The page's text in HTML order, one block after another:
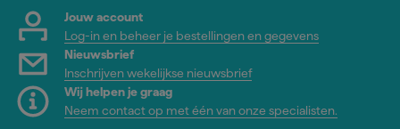
Jouw account
Log-in en beheer je bestellingen en gegevens
Nieuwsbrief
Inschrijven wekelijkse nieuwsbrief
Wij helpen je graag
Neem contact op met één van onze specialisten.